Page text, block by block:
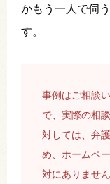
かもう一人で伺
す。
事例はご相談
で、実際の相
対しては、弁
め、ホームペ
対にありませ